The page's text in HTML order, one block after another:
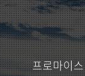
프로마이스